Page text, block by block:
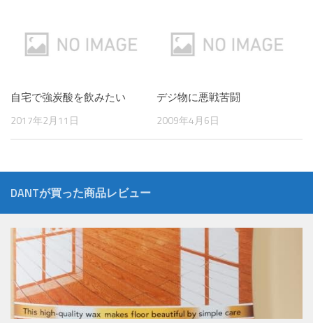
自宅で強炭酸を飲みたい
2017年2月11日
デジ物に悪戦苦闘
2009年4月6日
DANTが買った商品レビュー